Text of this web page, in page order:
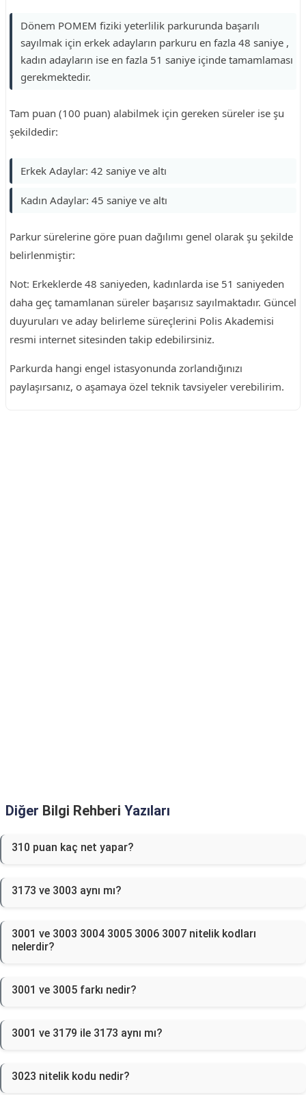
Dönem POMEM fiziki yeterlilik parkurunda başarılı
sayılmak için erkek adayların parkuru en fazla 48 saniye ,
kadın adayların ise en fazla 51 saniye içinde tamamlaması
gerekmektedir.
Tam puan (100 puan) alabilmek için gereken süreler ise şu
şekildedir:
Erkek Adaylar: 42 saniye ve altı
Kadın Adaylar: 45 saniye ve altı
Parkur sürelerine göre puan dağılımı genel olarak şu şekilde
belirlenmiştir:
Not: Erkeklerde 48 saniyeden, kadınlarda ise 51 saniyeden
daha geç tamamlanan süreler başarısız sayılmaktadır. Güncel
duyuruları ve aday belirleme süreçlerini Polis Akademisi
resmi internet sitesinden takip edebilirsiniz.
Parkurda hangi engel istasyonunda zorlandığınızı
paylaşırsanız, o aşamaya özel teknik tavsiyeler verebilirim.
Diğer Bilgi Rehberi Yazıları
310 puan kaç net yapar?
3173 ve 3003 aynı mı?
3001 ve 3003 3004 3005 3006 3007 nitelik kodları
nelerdir?
3001 ve 3005 farkı nedir?
3001 ve 3179 ile 3173 aynı mı?
3023 nitelik kodu nedir?